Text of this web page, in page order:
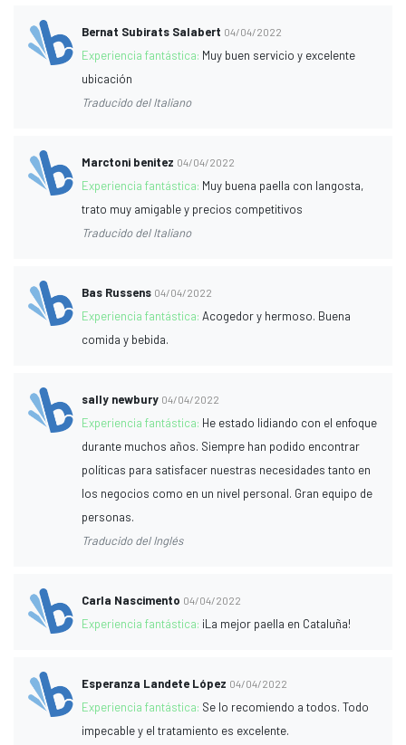
Bernat Subirats Salabert 04/04/2022
Experiencia fantástica: Muy buen servicio y excelente
ubicación
Traducido del Italiano
Marctoni benitez 04/04/2022
Experiencia fantástica: Muy buena paella con langosta,
trato muy amigable y precios competitivos
Traducido del Italiano
Bas Russens 04/04/2022
Experiencia fantástica:Acogedor y hermoso. Buena
comida y bebida.
sally newbury 04/04/2022
Experiencia fantástica: He estado lidiando con el enfoque
durante muchos años. Siempre han podido encontrar
políticas para satisfacer nuestras necesidades tanto en
los negocios como en un nivel personal. Gran equipo de
personas.
Traducido del Inglés
Carla Nascimento 04/04/2022
Experiencia fantástica: ¡La mejor paella en Cataluña!
Esperanza Landete López 04/04/2022
Experiencia fantástica: Se lo recomiendo a todos. Todo
impecable y el tratamiento es excelente.